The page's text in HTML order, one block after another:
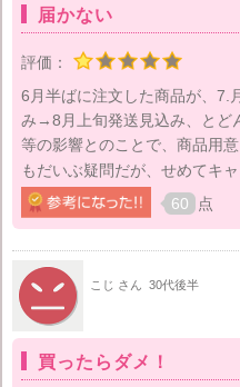
届かない
評価：
6月半ばに注文した商品が、
み→8月上旬発送見込み、とど
等の影響とのことで、商品用
もだいぶ疑問だが、せめてキ
60 点
こじ さん 30代後半
買ったらダメ！